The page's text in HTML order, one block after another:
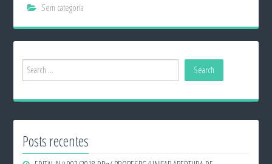
Sem categoria
Posts recentes